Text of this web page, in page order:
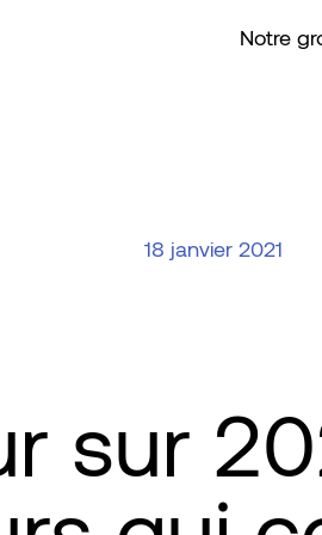
Notre
18 janvier 2021
sur